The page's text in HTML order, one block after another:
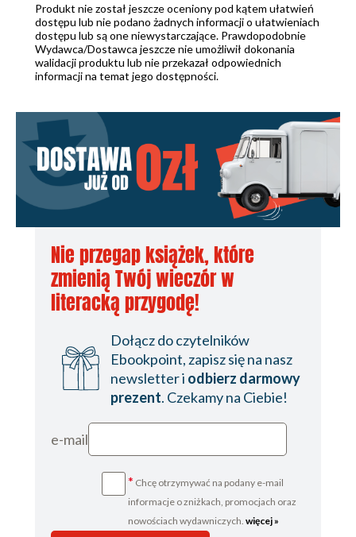
Produkt nie został jeszcze oceniony pod kątem ułatwień
dostępu lub nie podano żadnych informacji o ułatwieniach
dostępu lub są one niewystarczające. Prawdopodobnie
Wydawca/Dostawca jeszcze nie umożliwił dokonania
walidacji produktu lub nie przekazał odpowiednich
informacji na temat jego dostępności.
Nie przegap książek, które
zmienią Twój wieczór w
literacką przygodę!
Dołącz do czytelników
Ebookpoint, zapisz się na nasz
newsletter i odbierz darmowy
prezent. Czekamy na Ciebie!
e-mail
* Chcę otrzymywać na podany e-mail
informacje o zniżkach, promocjach oraz
nowościach wydawniczych. więcej »